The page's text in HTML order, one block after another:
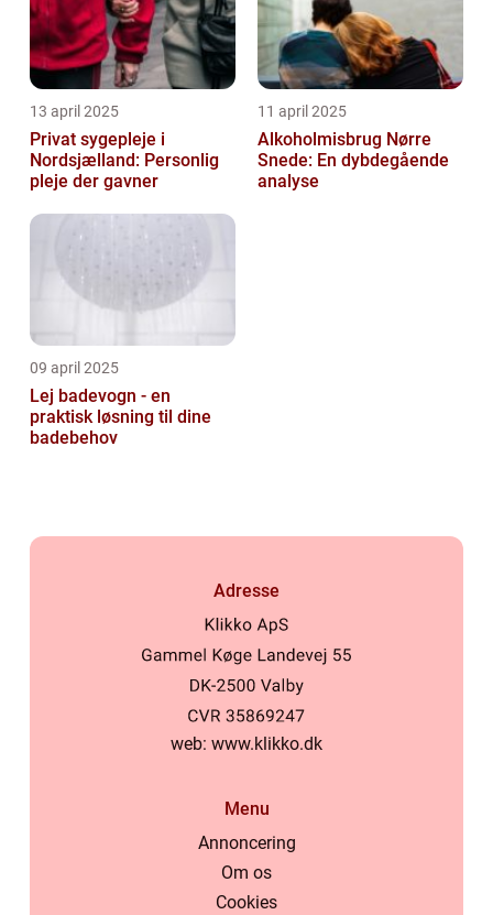
13 april 2025
Privat sygepleje i
Nordsjælland: Personlig
pleje der gavner
11 april 2025
Alkoholmisbrug Nørre
Snede: En dybdegående
analyse
09 april 2025
Lej badevogn - en
praktisk løsning til dine
badebehov
Adresse
web: www.klikko.dk
Menu
Annoncering
Om os
Cookies